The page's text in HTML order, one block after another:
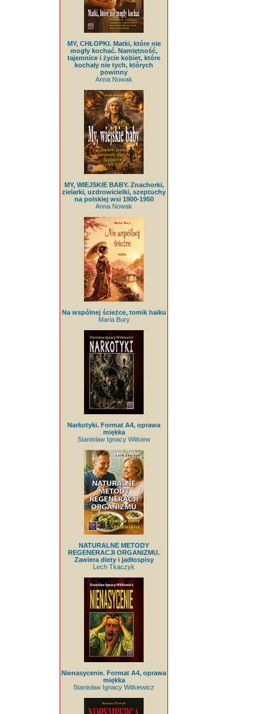
MY, CHŁOPKI. Matki, które nie
mogły kochać. Namiętność,
tajemnice i życie kobiet, które
kochały nie tych, których
powinny
Anna Nowak
MY, WIEJSKIE BABY. Znachorki,
zielarki, uzdrowicielki, szeptuchy
na polskiej wsi 1900-1950
Anna Nowak
Na wspólnej ścieżce, tomik haiku
Maria Bury
Narkotyki. Format A4, oprawa
miękka
Stanisław Ignacy Witkiew
NATURALNE METODY
REGENERACJI ORGANIZMU.
Zawiera diety i jadłospisy
Lech Tkaczyk
Nienasycenie. Format A4, oprawa
miękka
Stanisław Ignacy Witkiewicz